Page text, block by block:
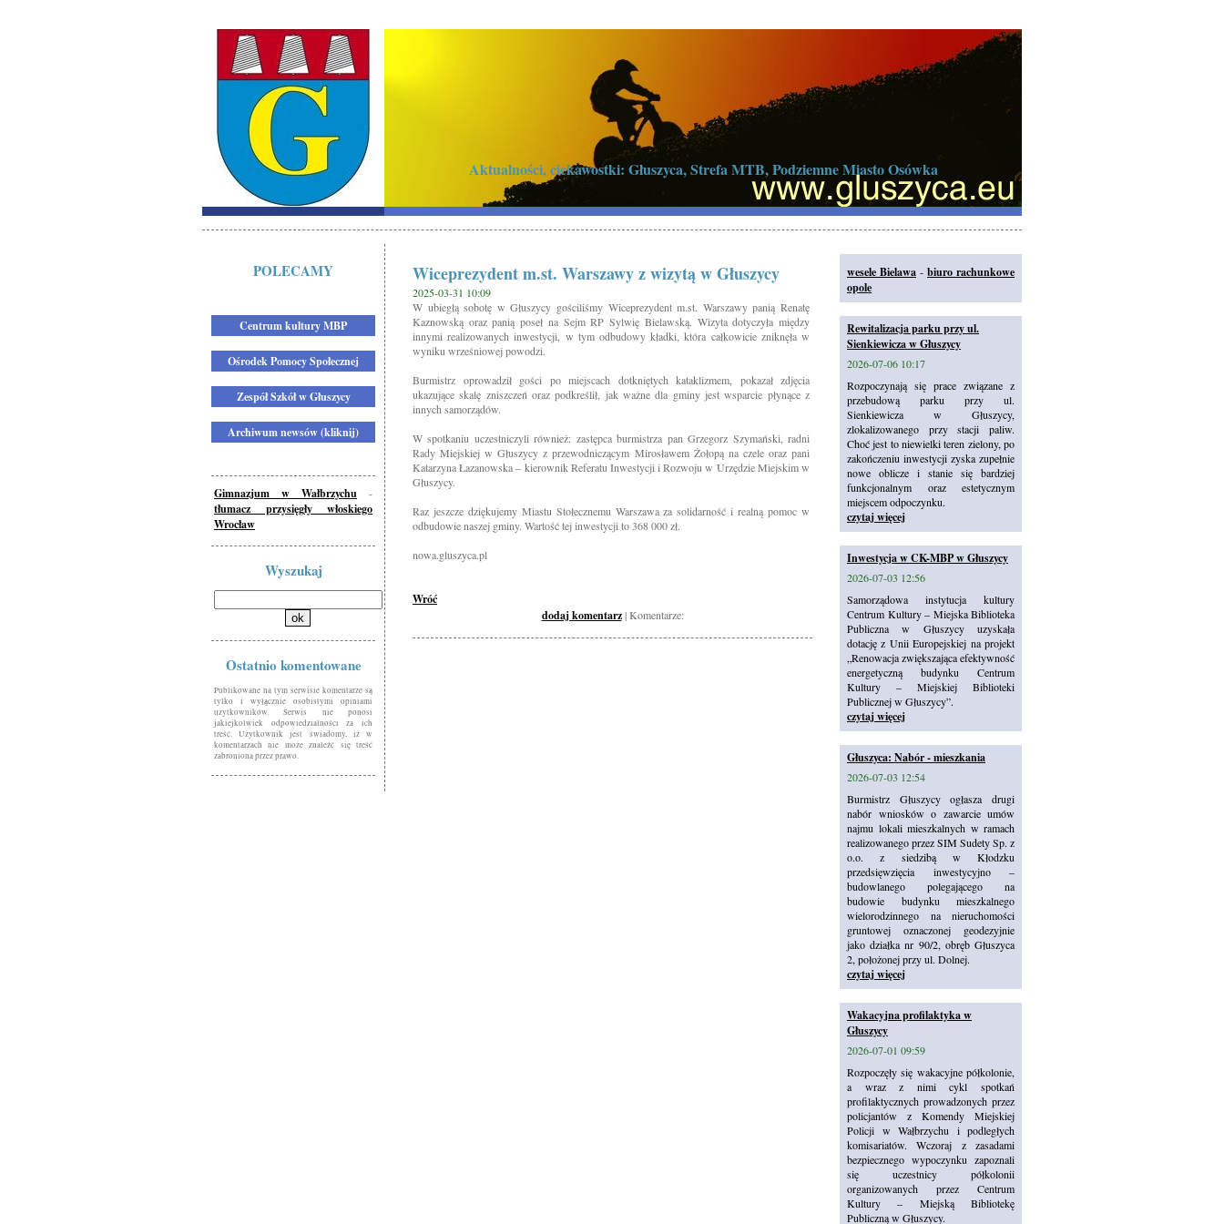
Aktualności, ciekawostki: Głuszyca, Strefa MTB, Podziemne Miasto Osówka
POLECAMY
Centrum kultury MBP
Ośrodek Pomocy Społecznej
Zespół Szkół w Głuszycy
Archiwum newsów (kliknij)
Gimnazjum w Wałbrzychu -
tłumacz przysięgły włoskiego
Wrocław
Wyszukaj
Ostatnio komentowane
Publikowane na tym serwisie komentarze są
tylko i wyłącznie osobistymi opiniami
użytkowników. Serwis nie ponosi
jakiejkolwiek odpowiedzialności za ich
treść. Użytkownik jest świadomy, iż w
komentarzach nie może znaleźć się treść
zabroniona przez prawo.
Wiceprezydent m.st. Warszawy z wizytą w Głuszycy
2025-03-31 10:09
W ubiegłą sobotę w Głuszycy gościliśmy Wiceprezydent m.st. Warszawy panią Renatę
Kaznowską oraz panią poseł na Sejm RP Sylwię Bielawską. Wizyta dotyczyła między
innymi realizowanych inwestycji, w tym odbudowy kładki, która całkowicie zniknęła w
wyniku wrześniowej powodzi.
Burmistrz oprowadził gości po miejscach dotkniętych kataklizmem, pokazał zdjęcia
ukazujące skalę zniszczeń oraz podkreślił, jak ważne dla gminy jest wsparcie płynące z
innych samorządów.
W spotkaniu uczestniczyli również: zastępca burmistrza pan Grzegorz Szymański, radni
Rady Miejskiej w Głuszycy z przewodniczącym Mirosławem Żołopą na czele oraz pani
Katarzyna Łazanowska – kierownik Referatu Inwestycji i Rozwoju w Urzędzie Miejskim w
Głuszycy.
Raz jeszcze dziękujemy Miastu Stołecznemu Warszawa za solidarność i realną pomoc w
odbudowie naszej gminy. Wartość tej inwestycji to 368 000 zł.
nowa.gluszyca.pl
Wróć
dodaj komentarz| Komentarze:
wesele Bielawa - biuro rachunkowe
opole
Rewitalizacja parku przy ul.
Sienkiewicza w Głuszycy
2026-07-06 10:17
Rozpoczynają się prace związane z
przebudową parku przy ul.
Sienkiewicza w Głuszycy,
zlokalizowanego przy stacji paliw.
Choć jest to niewielki teren zielony, po
zakończeniu inwestycji zyska zupełnie
nowe oblicze i stanie się bardziej
funkcjonalnym oraz estetycznym
miejscem odpoczynku.
czytaj więcej
Inwestycja w CK-MBP w Głuszycy
2026-07-03 12:56
Samorządowa instytucja kultury
Centrum Kultury – Miejska Biblioteka
Publiczna w Głuszycy uzyskała
dotację z Unii Europejskiej na projekt
„Renowacja zwiększająca efektywność
energetyczną budynku Centrum
Kultury – Miejskiej Biblioteki
Publicznej w Głuszycy”.
czytaj więcej
Głuszyca: Nabór - mieszkania
2026-07-03 12:54
Burmistrz Głuszycy ogłasza drugi
nabór wniosków o zawarcie umów
najmu lokali mieszkalnych w ramach
realizowanego przez SIM Sudety Sp. z
o.o. z siedzibą w Kłodzku
przedsięwzięcia inwestycyjno –
budowlanego polegającego na
budowie budynku mieszkalnego
wielorodzinnego na nieruchomości
gruntowej oznaczonej geodezyjnie
jako działka nr 90/2, obręb Głuszyca
2, położonej przy ul. Dolnej.
czytaj więcej
Wakacyjna profilaktyka w
Głuszycy
2026-07-01 09:59
Rozpoczęły się wakacyjne półkolonie,
a wraz z nimi cykl spotkań
profilaktycznych prowadzonych przez
policjantów z Komendy Miejskiej
Policji w Wałbrzychu i podległych
komisariatów. Wczoraj z zasadami
bezpiecznego wypoczynku zapoznali
się uczestnicy półkolonii
organizowanych przez Centrum
Kultury – Miejską Bibliotekę
Publiczną w Głuszycy.